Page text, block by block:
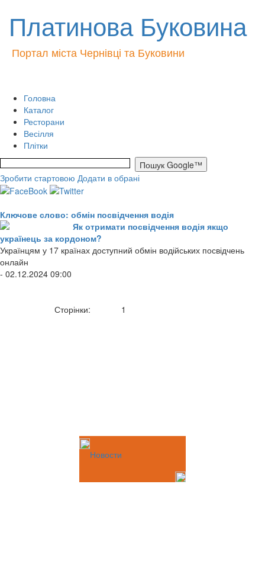
Платинова Буковина
Портал міста Чернівці та Буковини
Головна
Каталог
Ресторани
Весілля
Плітки
Зробити стартовою Додати в обрані
Ключове слово: обмін посвідчення водія
Як отримати посвідчення водія якщо
українець за кордоном?
Українцям у 17 країнах доступний обмін водійських посвідчень
онлайн
- 02.12.2024 09:00
Сторінки: 1
Новости